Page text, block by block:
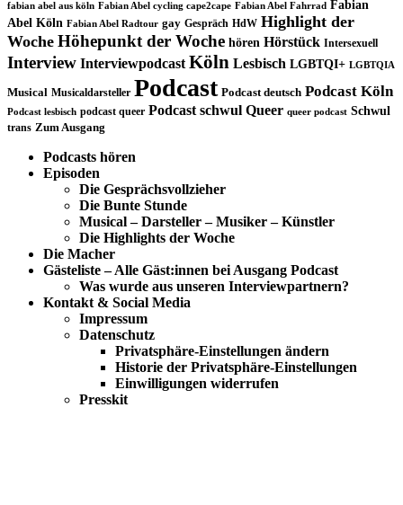
fabian abel aus köln Fabian Abel cycling cape2cape Fabian Abel Fahrrad Fabian
Abel Köln Fabian Abel Radtour gay Gespräch HdW Highlight der
Woche Höhepunkt der Woche hören Hörstück Intersexuell
Interview Interviewpodcast Köln Lesbisch LGBTQI+ LGBTQIA
Musical Musicaldarsteller Podcast Podcast deutsch Podcast Köln
Podcast lesbisch podcast queer Podcast schwul Queer queer podcast Schwul
trans Zum Ausgang
Podcasts hören
Episoden
Die Gesprächsvollzieher
Die Bunte Stunde
Musical – Darsteller – Musiker – Künstler
Die Highlights der Woche
Die Macher
Gästeliste – Alle Gäst:innen bei Ausgang Podcast
Was wurde aus unseren Interviewpartnern?
Kontakt & Social Media
Impressum
Datenschutz
Privatsphäre-Einstellungen ändern
Historie der Privatsphäre-Einstellungen
Einwilligungen widerrufen
Presskit